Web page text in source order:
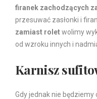
firanek zachodzących
przesuwać zasłonki i
zamiast roletwolimy
od wzroku innych i
Karnisz
Gdy jednak nie